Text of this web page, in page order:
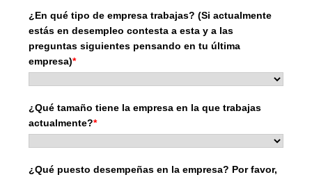
¿En qué tipo de empresa trabajas? (Si actualmente
estás en desempleo contesta a esta y a las
preguntas siguientes pensando en tu última
empresa)*
¿Qué tamaño tiene la empresa en la que trabajas
actualmente?*
¿Qué puesto desempeñas en la empresa? Por favor,